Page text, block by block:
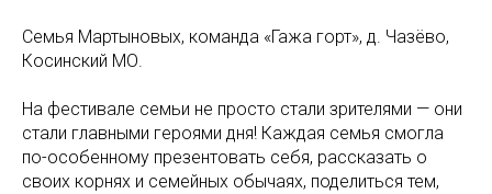
Семья Мартыновых, команда «Гажа горт», д. Чазёво,
Косинский МО.
На фестивале семьи не просто стали зрителями — они
стали главными героями дня! Каждая семья смогла
по-особенному презентовать себя, рассказать о
своих корнях и семейных обычаях, поделиться тем,